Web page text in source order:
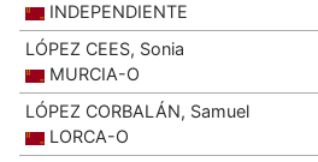
INDEPENDIENTE
LÓPEZ CEES, Sonia
MURCIA-O
LÓPEZ CORBALÁN, Samuel
LORCA-O